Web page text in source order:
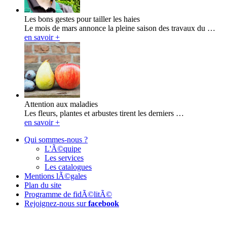
Les bons gestes pour tailler les haies
Le mois de mars annonce la pleine saison des travaux du …
en savoir +
Attention aux maladies
Les fleurs, plantes et arbustes tirent les derniers …
en savoir +
Qui sommes-nous ?
L'Ã©quipe
Les services
Les catalogues
Mentions lÃ©gales
Plan du site
Programme de fidÃ©litÃ©
Rejoignez-nous sur facebook